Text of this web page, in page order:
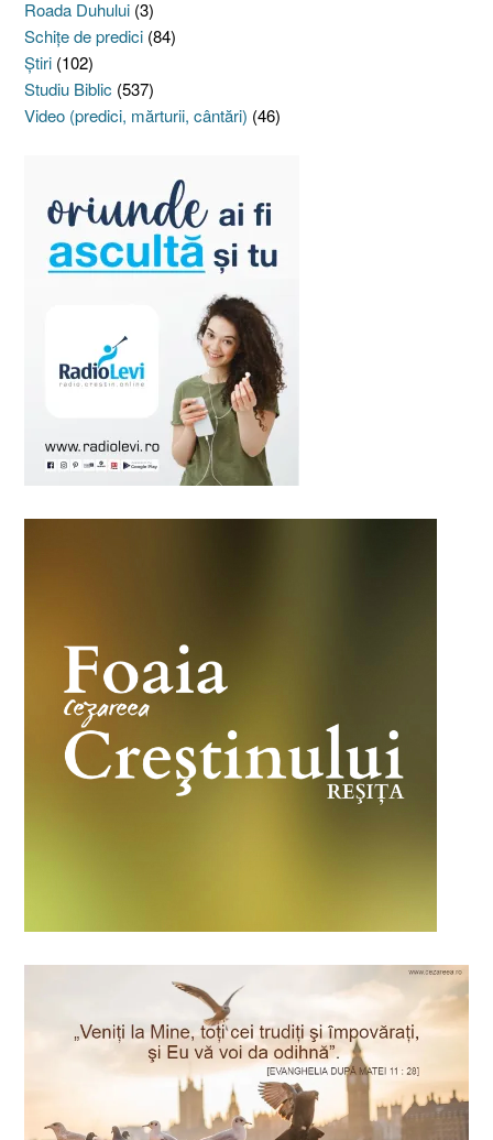
Roada Duhului (3)
Schiţe de predici (84)
Ştiri (102)
Studiu Biblic (537)
Video (predici, mărturii, cântări) (46)